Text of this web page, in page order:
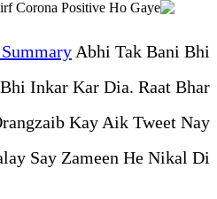
Abhi Tak Bani Bhi
Inkar Kar Dia. Raat Bhar
Kay Aik Tweet Nay
Say Zameen He Nikal Di.